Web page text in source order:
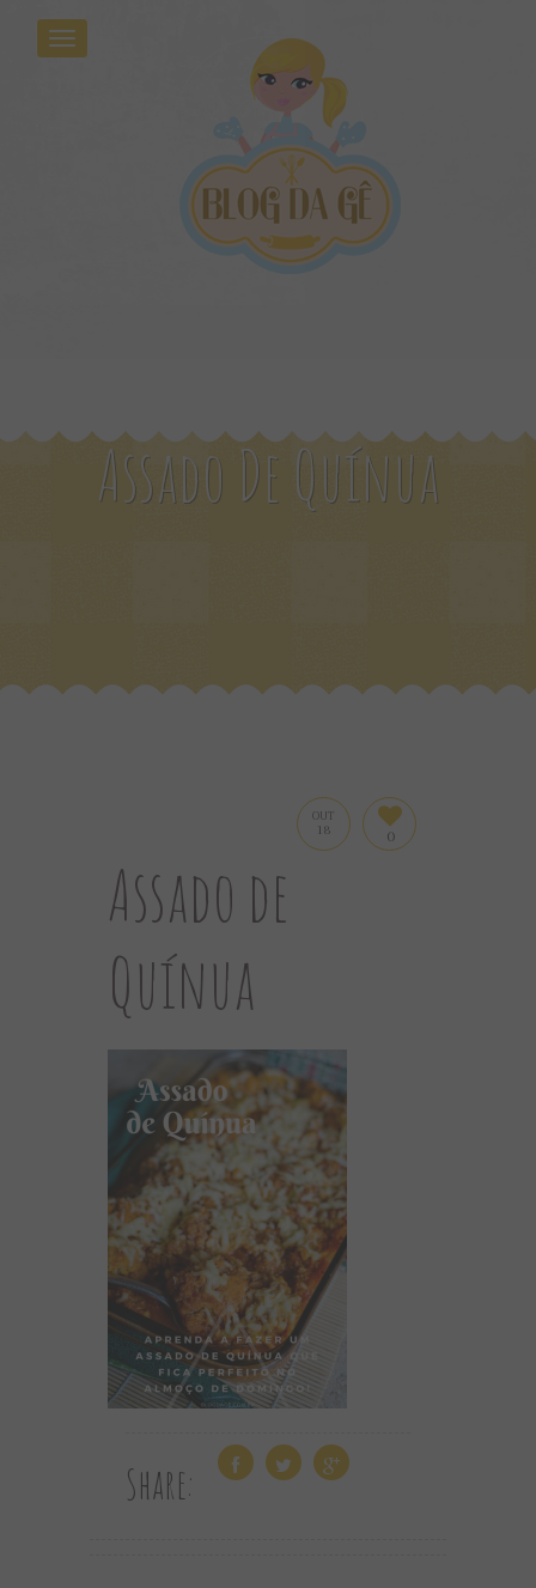
Assado De Quínua
OUT
18 0
Assado de
Quínua
Share: